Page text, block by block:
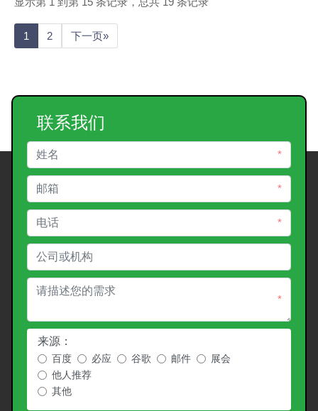
1 2 下一页»
联系我们
*
*
*
*
来源：
百度 必应 谷歌 邮件
展会
他人推荐
其他